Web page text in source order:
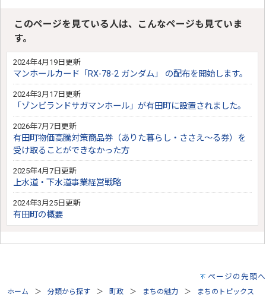
このページを見ている人は、こんなページも見ていま
す。
2024年4月19日更新
マンホールカード「RX-78-2 ガンダム」 の配布を開始します。
2024年3月17日更新
「ゾンビランドサガマンホール」が有田町に設置されました。
2026年7月7日更新
有田町物価高騰対策商品券（ありた暮らし・ささえ～る券）を
受け取ることができなかった方
2025年4月7日更新
上水道・下水道事業経営戦略
2024年3月25日更新
有田町の概要
ページの先頭へ
ホーム 分類から探す 町政 まちの魅力
まちのトピックス